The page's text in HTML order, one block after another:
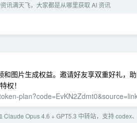
讯满天飞，大家都是从哪里获取 AI 资讯
图片生成权益。邀请好友享双重好礼，助
权！
Claude Opus 4.6 + GPT5.3 中转站，支持 codex